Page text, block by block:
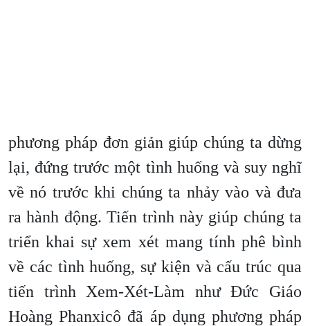
phương pháp đơn giản giúp chúng ta dừng
lại, đứng trước một tình huống và suy nghĩ
về nó trước khi chúng ta nhảy vào và đưa
ra hành động. Tiến trình này giúp chúng ta
triển khai sự xem xét mang tính phê bình
về các tình huống, sự kiện và cấu trúc qua
tiến trình Xem-Xét-Làm như Đức Giáo
Hoàng Phanxicô đã áp dụng phương pháp